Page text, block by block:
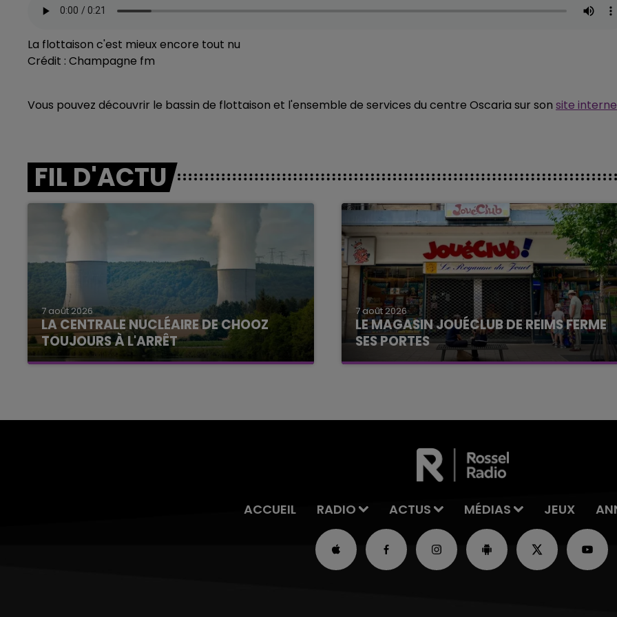
La flottaison c'est mieux encore tout nu
Crédit : Champagne fm
Vous pouvez découvrir le bassin de flottaison et l'ensemble de services du centre Oscaria sur son site
FIL D'ACTU
7 août 2026
LA CENTRALE NUCLÉAIRE DE CHOOZ
TOUJOURS À L'ARRÊT
Cela fait déjà une semaine que la centrale
7 août 2026
LE MAGASIN JOUÉCLUB DE REIMS FERME
SES PORTES
C'était l'une des institutions du centre-ville
ACCUEIL RADIO ACTUS MÉDIAS JEUX